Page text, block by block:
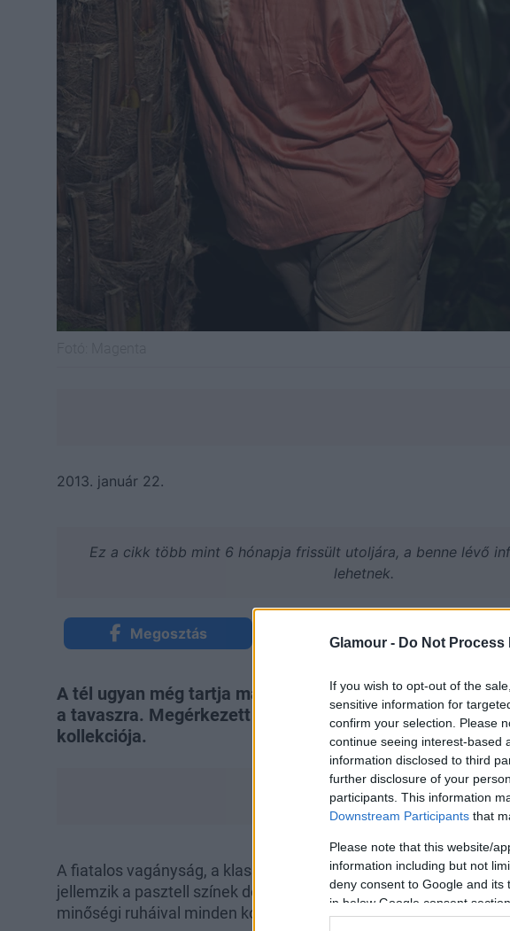
Glamour - Do Not
If you wish to opt-out of the
sensitive information for
confirm your selection. Please
continue seeing interest-based
information disclosed to third
further disclosure of your
participants. This information
Downstream Participants that
Please note that this website/
information including but not
deny consent to Google and
in below Google consent section.
2013. január 22.
Ez a cikk több mint 6 hónapja frissült utoljára, a benne lévő
lehetnek.
Megosztás Küldés Messengeren
A tél ugyan még tartja magát, de szerencsére a divat
a tavaszra. Megérkezett például a Magenta legfrissebb,
kollekciója.
A fiatalos vagányság, a klasszikus elegancia és a romantikus
jellemzik a pasztell színek dominanciáját felvonultató kollekció.
minőségi ruháival minden korosztálynak alternatívát jelenthet.